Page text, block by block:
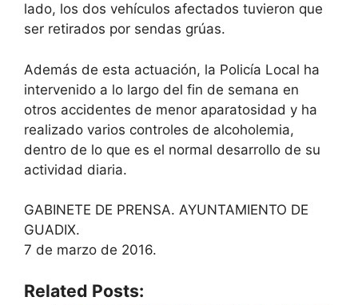
lado, los dos vehículos afectados tuvieron que
ser retirados por sendas grúas.
Además de esta actuación, la Policía Local ha
intervenido a lo largo del fin de semana en
otros accidentes de menor aparatosidad y ha
realizado varios controles de alcoholemia,
dentro de lo que es el normal desarrollo de su
actividad diaria.
GABINETE DE PRENSA. AYUNTAMIENTO DE
GUADIX.
7 de marzo de 2016.
Related Posts: